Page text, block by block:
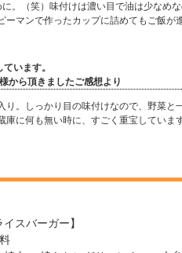
。（笑）味付けは濃い目で油は少なめ
ーマンで作ったカップに詰めてもご飯
います。
から頂きましたご感想より
り。しっかり目の味付けなので、野菜
庫に何も無い時に、すごく重宝していま
イスバーガー】